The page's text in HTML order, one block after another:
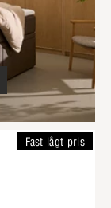
Fast lågt pris